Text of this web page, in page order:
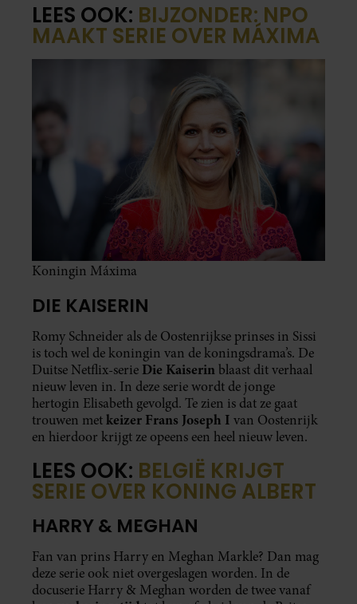
LEES OOK: BIJZONDER: NPO
MAAKT SERIE OVER MÁXIMA
Koningin Máxima
DIE KAISERIN
Romy Schneider als de Oostenrijkse prinses in Sissi
is toch wel de koningin van de koningsdrama’s. De
Duitse Netflix-serie Die Kaiserin blaast dit verhaal
nieuw leven in. In deze serie wordt de jonge
hertogin Elisabeth gevolgd. Te zien is dat ze gaat
trouwen metkeizer Frans Joseph I van Oostenrijk
en hierdoor krijgt ze opeens een heel nieuw leven.
LEES OOK: BELGIË KRIJGT
SERIE OVER KONING ALBERT
HARRY & MEGHAN
Fan van prins Harry en Meghan Markle? Dan mag
deze serie ook niet overgeslagen worden. In de
docuserie Harry & Meghan worden de twee vanaf